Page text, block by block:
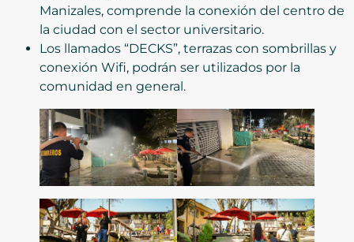
Manizales, comprende la conexión del centro de
la ciudad con el sector universitario.
Los llamados “DECKS”, terrazas con sombrillas y
conexión Wifi, podrán ser utilizados por la
comunidad en general.